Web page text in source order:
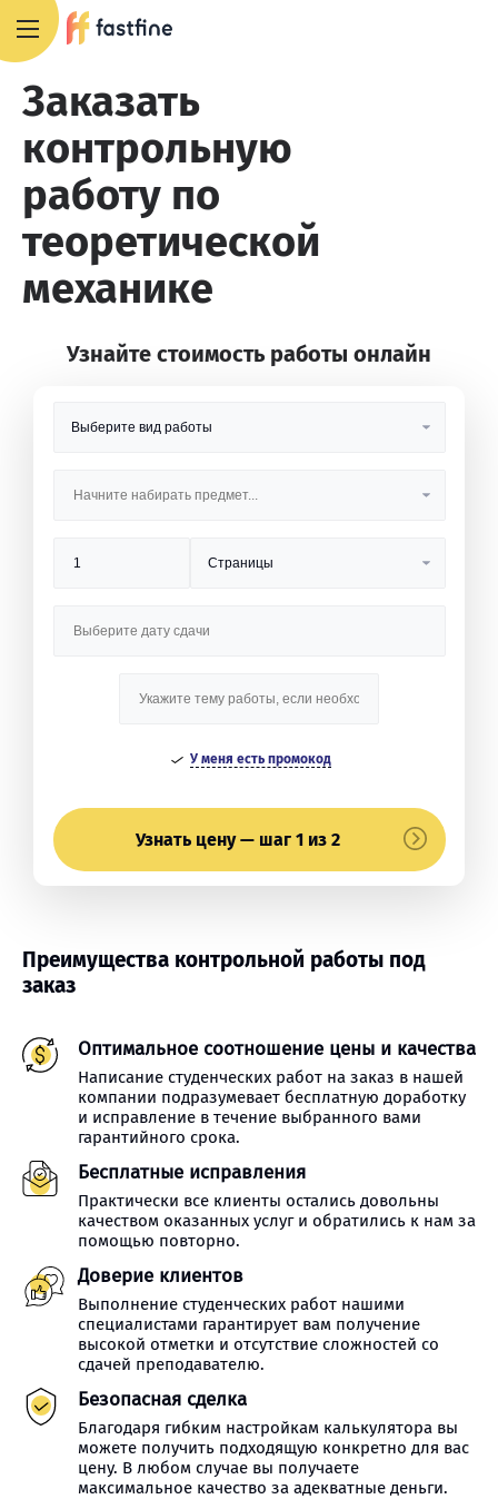
Заказать
контрольную
работу по
теоретической
механике
Узнайте стоимость работы онлайн
У меня есть промокод
Узнать цену — шаг 1 из 2
Преимущества контрольной работы под
заказ
Оптимальное соотношение цены и качества
Написание студенческих работ на заказ в нашей
компании подразумевает бесплатную доработку
и исправление в течение выбранного вами
гарантийного срока.
Бесплатные исправления
Практически все клиенты остались довольны
качеством оказанных услуг и обратились к нам за
помощью повторно.
Доверие клиентов
Выполнение студенческих работ нашими
специалистами гарантирует вам получение
высокой отметки и отсутствие сложностей со
сдачей преподавателю.
Безопасная сделка
Благодаря гибким настройкам калькулятора вы
можете получить подходящую конкретно для вас
цену. В любом случае вы получаете
максимальное качество за адекватные деньги.